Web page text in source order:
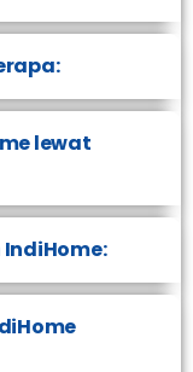
lewat